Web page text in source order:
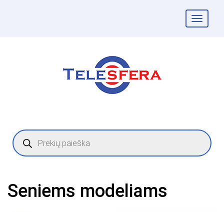
Products
search
Seniems modeliams